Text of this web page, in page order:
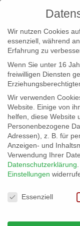
+4940
Jazztrio
Wir nutzen Cookies
essenziell, während
Erfahrung zu
Wenn Sie unter 16
freiwilligen Diensten
Wir verwenden
Website. Einige von
helfen, diese Website
Personenbezogene
Adressen), z. B. für
Anzeigen- und
Verwendung Ihrer
Datenschutzerklärung
Einstellungen
Essenziell